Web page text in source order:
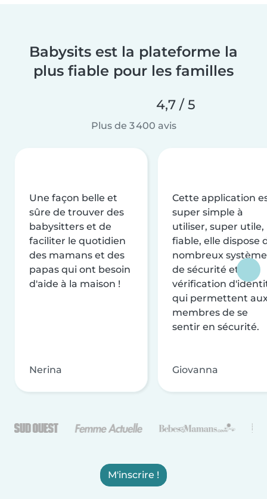
Babysits est la plateforme la
plus fiable pour les familles
4,7 / 5
Plus de 3 400 avis
Une façon belle et
sûre de trouver des
babysitters et de
faciliter le quotidien
des mamans et des
papas qui ont besoin
d'aide à la maison !
Nerina
Cette application
super simple à
utiliser, super utile,
fiable, elle dispose
nombreux
de sécurité et de
vérification
qui permettent
membres de se
sentir en sécurité.
Giovanna
M'inscrire !